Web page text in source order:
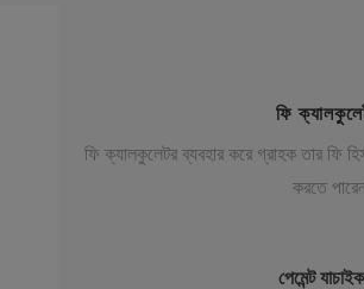
ফি
ফি ক্যালকুলেটর ব্যবহার করে গ্রাহক তার ফি
করতে
পেমেন্ট